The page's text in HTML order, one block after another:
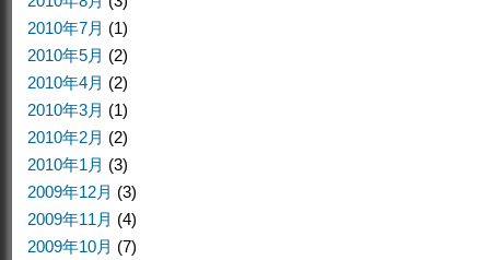
2010年7月 (1)
2010年5月 (2)
2010年4月 (2)
2010年3月 (1)
2010年2月 (2)
2010年1月 (3)
2009年12月 (3)
2009年11月 (4)
2009年10月 (7)